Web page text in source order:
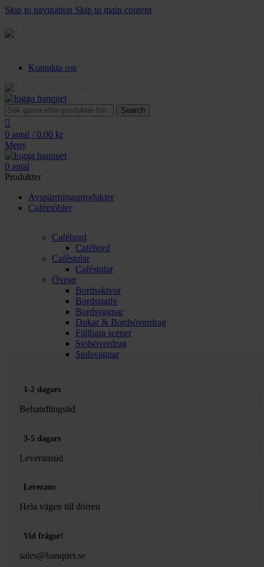
Skip to navigation Skip to main content
Kontakta oss
Search
0 antal / 0.00 kr
Meny
0 antal
Produkter
Avspärrningsprodukter
Cafémöbler
Cafébord
Cafébord
Caféstolar
Caféstolar
Övrigt
Bordsskivor
Bordsstativ
Bordsvagnar
Dukar & Bordsöverdrag
Fällbara scener
Stolsöverdrag
Stolsvagnar
1-2 dagars
Behandlingstid
3-5 dagars
Leveranstid
Leverans
Hela vägen till dörren
Vid frågor!
sales@banquet.se